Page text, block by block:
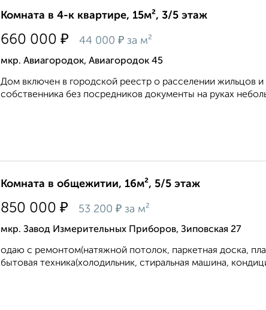
Комната в 4-к квартире, 15м², 3/5 этаж
660 000 ₽ 44 000 ₽ за м²
мкр. Авиагородок, Авиагородок 45
Дом включен в городской реестр о расселении жильцов
собственника без посредников документы на руках
Комната в общежитии, 16м², 5/5 этаж
850 000 ₽ 53 200 ₽ за м²
мкр. Завод Измерительных Приборов, Зиповская 27
одаю с ремонтом(натяжной потолок, паркетная доска,
бытовая техника(холодильник, стиральная машина,